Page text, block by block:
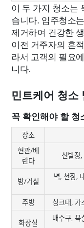
이 두 가지 청소는
습니다. 입주청소
제거하여 건강한
이전 거주자의 흔
라서 고객의 필요
니다.
민트케어 청소
꼭 확인해야 할 청
장소
현관/베
란다
신발장
방/거실
벽, 천장,
주방
싱크대, 가
화장실
배수구, 욕